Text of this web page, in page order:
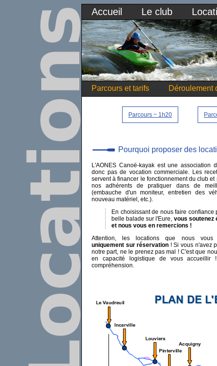
Accueil Le club
Parcours et tarifs Déroulement
Parcours ~ 1h20
Pourquoi proposer des
L'AONES Canoë-kayak est une association
donc pas de vocation commerciale. Les
servent à financer le fonctionnement du club et
nos adhérents de pratiquer dans de
(embauche d'un moniteur, entretien des
nouveau matériel, etc.).
En choisissant de nous faire confiance
belle balade sur l'Eure, vous soutenez
et nous vous en remercions !
Attention, les locations que nous vous
uniquement sur réservation ! Si vous n'avez
notre part, ne le prenez pas mal ! C'est que
en capacité logistique de vous accueillir
compréhension.